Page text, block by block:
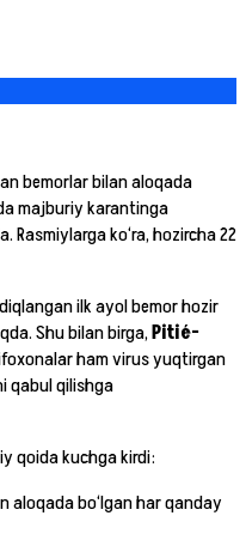
bemorlar bilan aloqada
majburiy karantinga
ko‘ra, hozircha 22
ilk ayol bemor hozir
Shu bilan birga,Pitié-
ham virus yuqtirgan
qabul qilishga
qoida kuchga kirdi:
aloqada bo‘lgan har qanday